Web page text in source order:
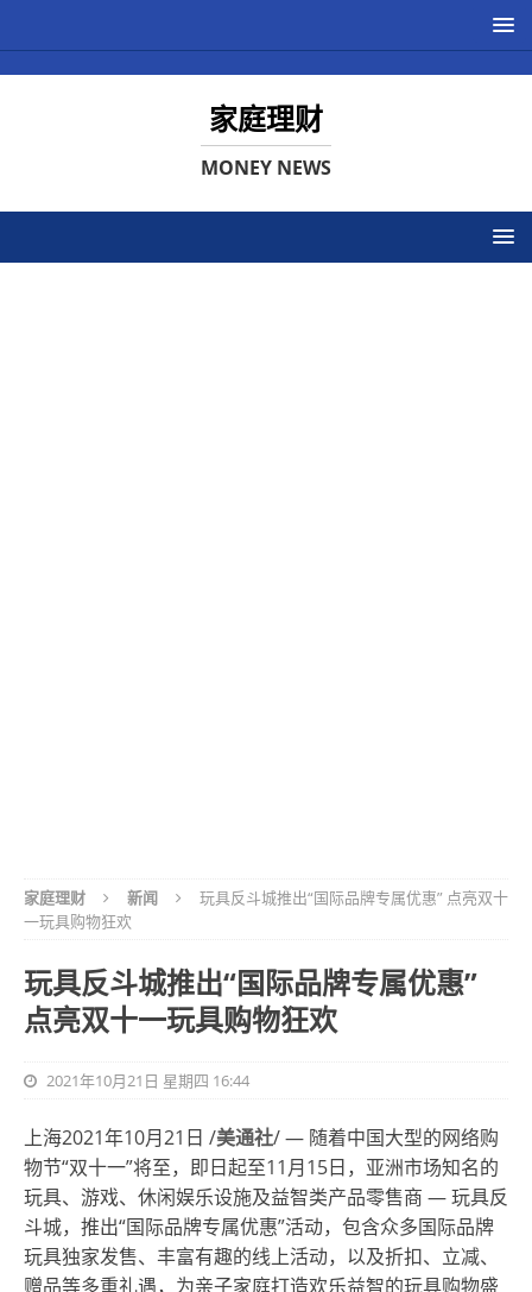
家庭理财
MONEY NEWS
家庭理财 新闻
玩具反斗城推出“国际品牌专属优惠” 点亮双十
一玩具购物狂欢
玩具反斗城推出“国际品牌专属优惠”
点亮双十一玩具购物狂欢
2021年10月21日 星期四 16:44
上海2021年10月21日 /美通社/ — 随着中国大型的网络购
物节“双十一”将至，即日起至11月15日，亚洲市场知名的
玩具、游戏、休闲娱乐设施及益智类产品零售商 — 玩具反
斗城，推出“国际品牌专属优惠”活动，包含众多国际品牌
玩具独家发售、丰富有趣的线上活动，以及折扣、立减、
赠品等多重礼遇，为亲子家庭打造欢乐益智的玩具购物盛